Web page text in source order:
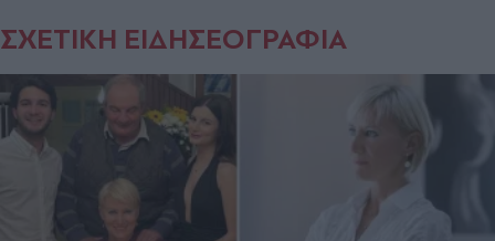
ΣΧΕΤΙΚΗ ΕΙΔΗΣΕΟΓΡΑΦΙΑ